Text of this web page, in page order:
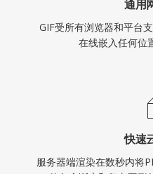
通用
GIF受所有浏览器和平台
在线嵌入任何位
快速
服务器端渲染在数秒内将